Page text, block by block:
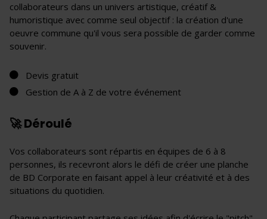
collaborateurs dans un univers artistique, créatif &
humoristique avec comme seul objectif : la création d'une
oeuvre commune qu'il vous sera possible de garder comme
souvenir.
Devis gratuit
Gestion de A à Z de votre événement
🚀 Déroulé
Vos collaborateurs sont répartis en équipes de 6 à 8
personnes, ils recevront alors le défi de créer une planche
de BD Corporate en faisant appel à leur créativité et à des
situations du quotidien.